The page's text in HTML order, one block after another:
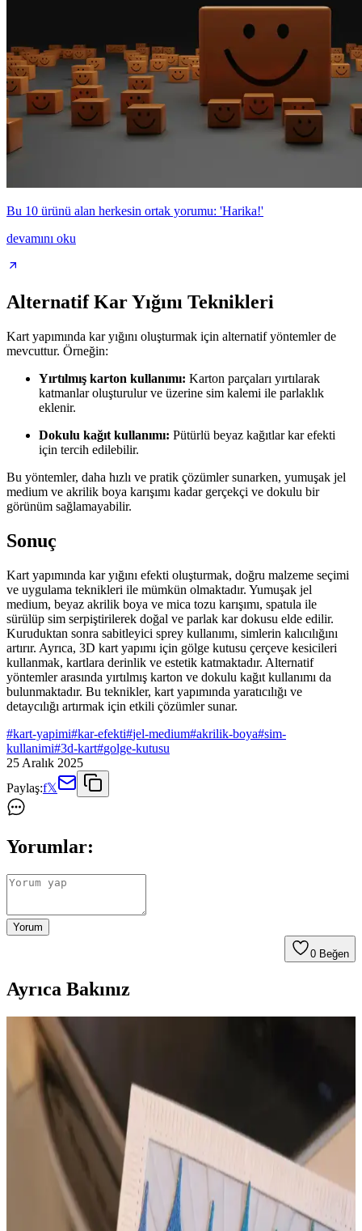
Bu 10 ürünü alan herkesin ortak yorumu: 'Harika!'
devamını oku
Alternatif Kar Yığını Teknikleri
Kart yapımında kar yığını oluşturmak için alternatif yöntemler de
mevcuttur. Örneğin:
Yırtılmış karton kullanımı: Karton parçaları yırtılarak
katmanlar oluşturulur ve üzerine sim kalemi ile parlaklık
eklenir.
Dokulu kağıt kullanımı: Pütürlü beyaz kağıtlar kar efekti
için tercih edilebilir.
Bu yöntemler, daha hızlı ve pratik çözümler sunarken, yumuşak jel
medium ve akrilik boya karışımı kadar gerçekçi ve dokulu bir
görünüm sağlamayabilir.
Sonuç
Kart yapımında kar yığını efekti oluşturmak, doğru malzeme seçimi
ve uygulama teknikleri ile mümkün olmaktadır. Yumuşak jel
medium, beyaz akrilik boya ve mica tozu karışımı, spatula ile
sürülüp sim serpiştirilerek doğal ve parlak kar dokusu elde edilir.
Kuruduktan sonra sabitleyici sprey kullanımı, simlerin kalıcılığını
artırır. Ayrıca, 3D kart yapımı için gölge kutusu çerçeve kesicileri
kullanmak, kartlara derinlik ve estetik katmaktadır. Alternatif
yöntemler arasında yırtılmış karton ve dokulu kağıt kullanımı da
bulunmaktadır. Bu teknikler, kart yapımında yaratıcılığı ve
detaycılığı artırmak için etkili çözümler sunar.
#kart-yapimi#kar-efekti#jel-medium#akrilik-boya#sim-
kullanimi#3d-kart#golge-kutusu
25 Aralık 2025
Paylaş:f𝕏
Yorumlar:
Yorum
0 Beğen
Ayrıca Bakınız
Alkol Bazlı Kalemlerle Kart Yapımında Malzeme
Seçimi ve Teknik İpuçları
Alkol bazlı kalemler, kabartma klasörleri ve damga setleri gibi
malzemelerle kart yapımında estetik ve profesyonel sonuçlar elde
etmek için doğru teknik ve araç seçimi önemlidir.
El Yapımı Kartların Satışı ve Hobiden İşi
Dönüştürmenin Zorlukları
El yapımı kart yapımı hobisi, satışa dönüştüğünde maddi destek
sağlasa da zaman ve stres gibi zorluklar getirir. Hobinin iş haline
gelmesi yaratıcılığı etkileyebilir.